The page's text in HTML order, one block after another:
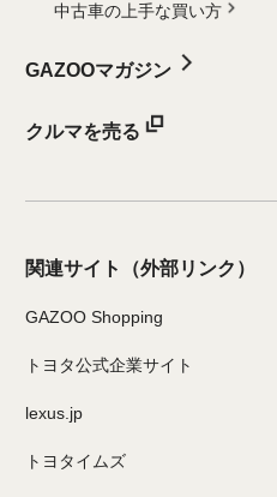
中古車の上手な買い方
GAZOOマガジン
クルマを売る
関連サイト （外部リンク）
GAZOO Shopping
トヨタ公式企業サイト
lexus.jp
トヨタイムズ